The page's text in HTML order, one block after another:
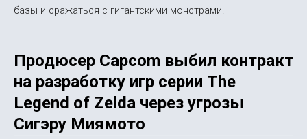
базы и сражаться с гигантскими монстрами.
Продюсер Capcom выбил контракт
на разработку игр серии The
Legend of Zelda через угрозы
Сигэру Миямото